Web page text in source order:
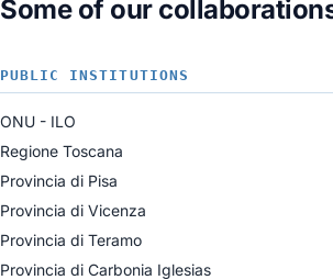
Some of our
PUBLIC INSTITUTIONS
ONU - ILO
Regione Toscana
Provincia di Pisa
Provincia di Vicenza
Provincia di Teramo
Provincia di Carbonia Iglesias